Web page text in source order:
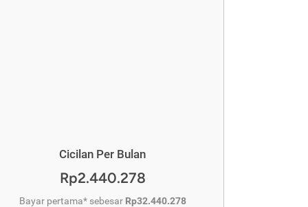
Cicilan Per Bulan
Rp2.440.278
Bayar pertama* sebesar Rp32.440.278